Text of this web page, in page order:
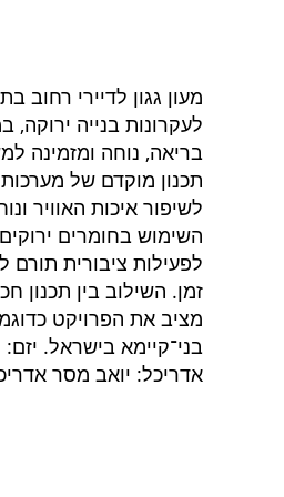
מעון גגון לדיירי רחוב
לעקרונות בנייה ירוקה,
בריאה, נוחה ומזמינה
תכנון מוקדם של מערכות
לשיפור איכות האוויר
השימוש בחומרים
לפעילות ציבורית תורם
זמן. השילוב בין תכנון
מציב את הפרויקט
בני־קיימא בישראל.
אדריכל: יואב מסר